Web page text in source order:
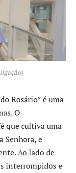
Rosário” é uma
O
que cultiva uma
Senhora, e
Ao lado de
interrompidos e